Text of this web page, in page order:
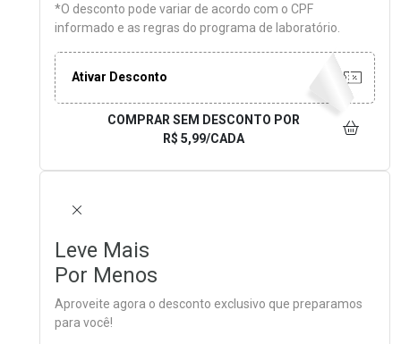
*O desconto pode variar de acordo com o CPF
informado e as regras do programa de laboratório.
Ativar Desconto
COMPRAR SEM DESCONTO POR
R$ 5,99/CADA
FECHAR
Leve Mais
Por Menos
Aproveite agora o desconto exclusivo que preparamos
para você!